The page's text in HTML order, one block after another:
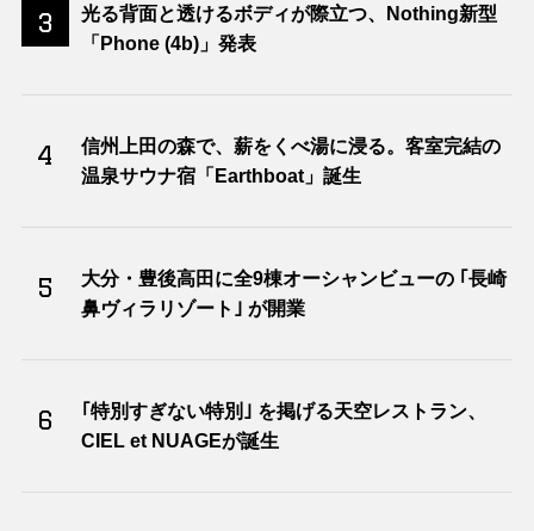
3
光る背面と透けるボディが際立つ、Nothing新型
「Phone (4b)」発表
4
信州上田の森で、薪をくべ湯に浸る。客室完結の
温泉サウナ宿「Earthboat」誕生
5
大分・豊後高田に全9棟オーシャンビューの ｢長崎
鼻ヴィラリゾート｣ が開業
6
｢特別すぎない特別｣ を掲げる天空レストラン、
CIEL et NUAGEが誕生